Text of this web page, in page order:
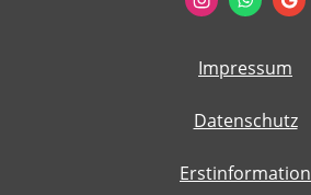
Impressum
Datenschutz
Erstinformation